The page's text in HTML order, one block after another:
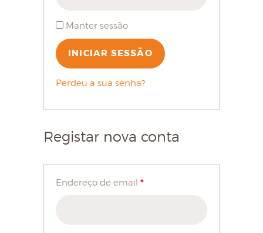
SOBRE NÓS
Manter sessão
INICIAR SESSÃO
Perdeu a sua senha?
Registar nova conta
Endereço de email *